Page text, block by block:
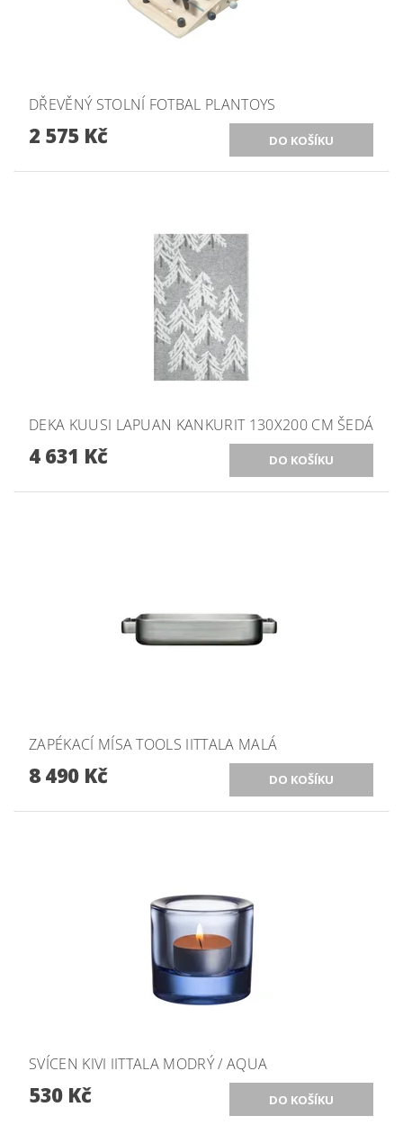
DŘEVĚNÝ STOLNÍ FOTBAL PLANTOYS
2 575 Kč
DEKA KUUSI LAPUAN KANKURIT 130X200 CM ŠEDÁ
4 631 Kč
ZAPÉKACÍ MÍSA TOOLS IITTALA MALÁ
8 490 Kč
SVÍCEN KIVI IITTALA MODRÝ / AQUA
530 Kč